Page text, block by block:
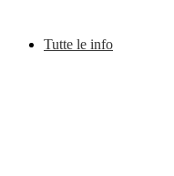
Tutte le info